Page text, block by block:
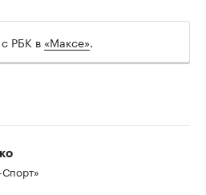
РБК в «Максе».